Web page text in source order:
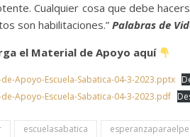
Cualquier cosa que debe
son habilitaciones.” Palabras de
el Material de Apoyo aquí
Apoyo-Escuela-Sabatica-04-3-2023.pptx
Apoyo-Escuela-Sabatica-04-3-2023.pdf
escuelasabatica